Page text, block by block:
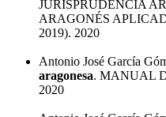
JURISPRUDENCIA
ARAGONÉS
2019). 2020
Antonio José García
aragonesa. MANUAL
2020